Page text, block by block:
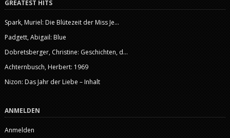
GREATEST HITS
Spark, Muriel: Die Blütezeit der Miss Je...
Padgett, Abigail: Blue
Dobretsberger, Christine: Geschichten, d...
Achternbusch, Herbert: 1969
Nizon: Das Jahr der Liebe – Inhalt
ANMELDEN
Anmelden